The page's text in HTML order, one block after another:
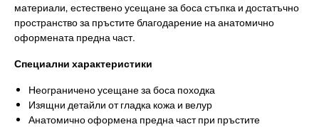
материали, естествено усещане за боса стъпка и достатъчно
пространство за пръстите благодарение на анатомично
оформената предна част.
Специални характеристики
Неограничено усещане за боса походка
Изящни детайли от гладка кожа и велур
Анатомично оформена предна част при пръстите